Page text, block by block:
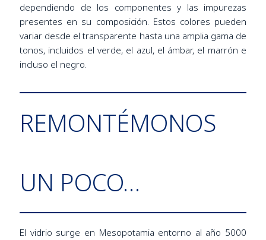
dependiendo de los componentes y las impurezas
presentes en su composición. Estos colores pueden
variar desde el transparente hasta una amplia gama de
tonos, incluidos el verde, el azul, el ámbar, el marrón e
incluso el negro.
REMONTÉMONOS
UN POCO…
El vidrio surge en Mesopotamia entorno al año 5000